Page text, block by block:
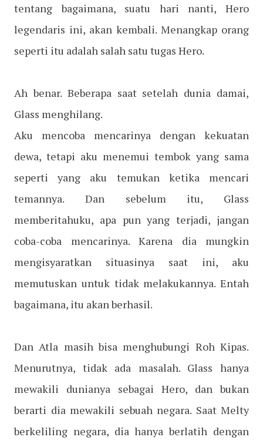
tentang bagaimana, suatu hari nanti, Hero
legendaris ini, akan kembali. Menangkap orang
seperti itu adalah salah satu tugas Hero.
Ah benar. Beberapa saat setelah dunia damai,
Glass menghilang.
Aku mencoba mencarinya dengan kekuatan
dewa, tetapi aku menemui tembok yang sama
seperti yang aku temukan ketika mencari
temannya. Dan sebelum itu, Glass
memberitahuku, apa pun yang terjadi, jangan
coba-coba mencarinya. Karena dia mungkin
mengisyaratkan situasinya saat ini, aku
memutuskan untuk tidak melakukannya. Entah
bagaimana, itu akan berhasil.
Dan Atla masih bisa menghubungi Roh Kipas.
Menurutnya, tidak ada masalah. Glass hanya
mewakili dunianya sebagai Hero, dan bukan
berarti dia mewakili sebuah negara. Saat Melty
berkeliling negara, dia hanya berlatih dengan